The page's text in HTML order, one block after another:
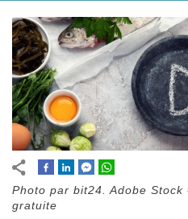
Photo par bit24. Adobe
gratuite